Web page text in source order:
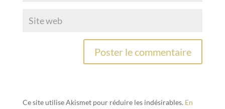
Ce site utilise Akismet pour réduire les indésirables. En